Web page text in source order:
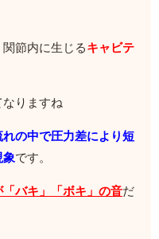
節内に生じるキャビテ
りますね
れの中で圧力差により短
象です。
バキ」「ボキ」の音だ